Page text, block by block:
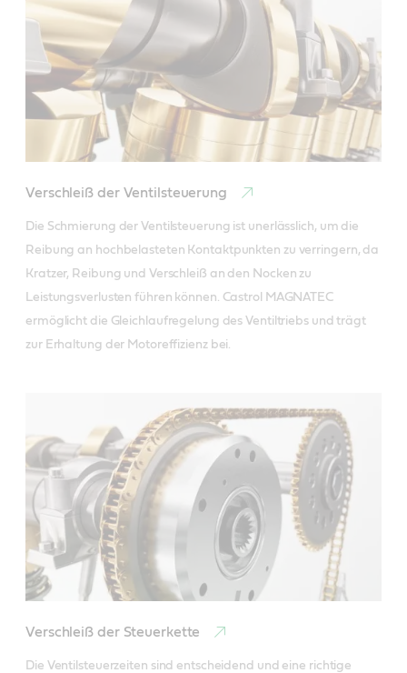
Verschleiß der Ventilsteuerung
Die Schmierung der Ventilsteuerung ist unerlässlich, um die
Reibung an hochbelasteten Kontaktpunkten zu verringern, da
Kratzer, Reibung und Verschleiß an den Nocken zu
Leistungsverlusten führen können. Castrol MAGNATEC
ermöglicht die Gleichlaufregelung des Ventiltriebs und trägt
Verschleiß der Steuerkette
Die Ventilsteuerzeiten sind entscheidend und eine richtige